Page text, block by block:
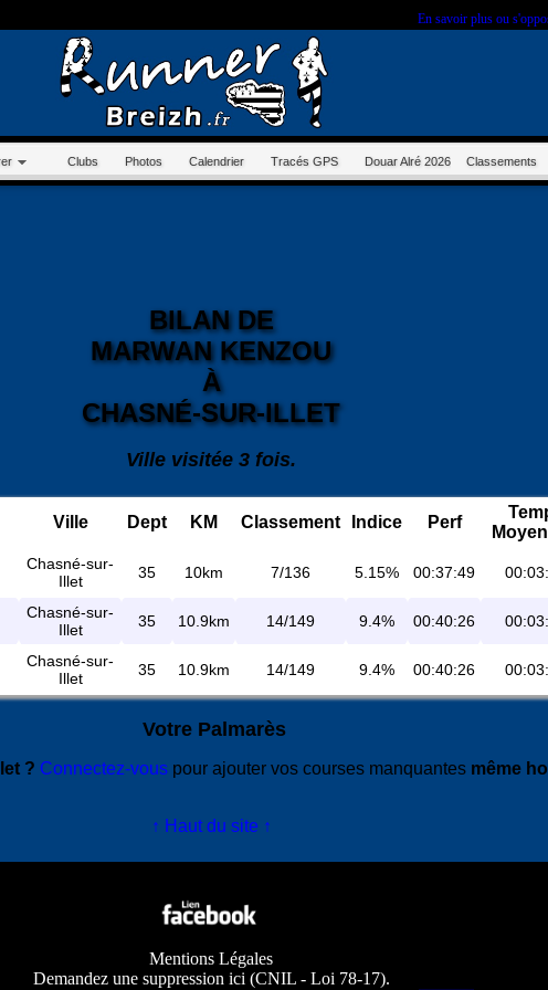
En savoir plus ou
Clubs Photos Calendrier Tracés GPS Douar Alré 2026 Classements
BILAN DE
MARWAN KENZOU
À
CHASNÉ-SUR-ILLET
Ville visitée 3 fois.
Ville Dept KM Classement Indice Perf
Chasné-sur-
Illet
35 10km 7/136 5.15% 00:37:49
Chasné-sur-
Illet
35 10.9km 14/149 9.4% 00:40:26
Chasné-sur-
Illet
35 10.9km 14/149 9.4% 00:40:26
Votre Palmarès
? Connectez-vous pour ajouter vos courses manquantes même
↑ Haut du site ↑
Mentions Légales
Demandez une suppression ici (CNIL - Loi 78-17).